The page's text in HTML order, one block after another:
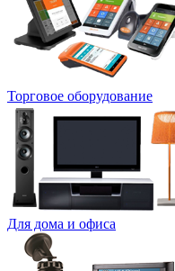
Торговое оборудование
Для дома и офиса